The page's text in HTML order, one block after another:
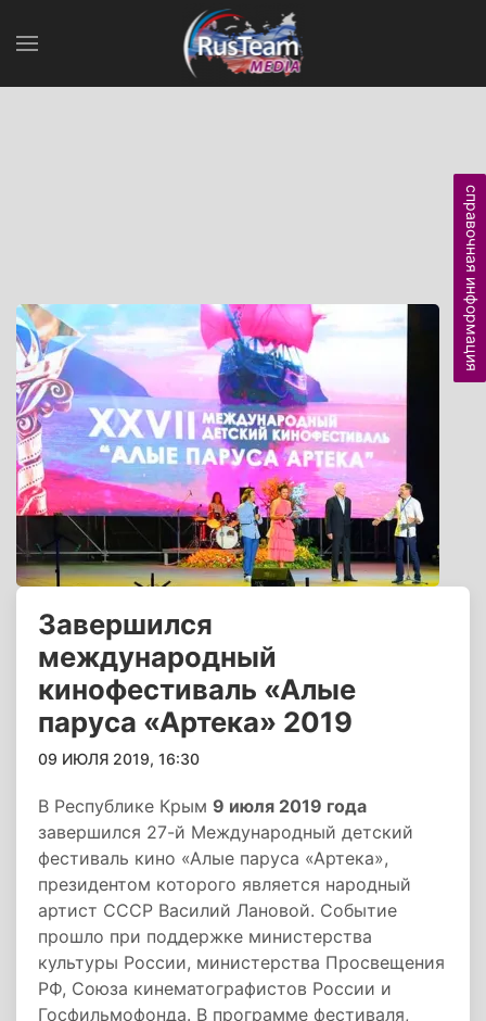
Завершился
международный
кинофестиваль «Алые
паруса «Артека» 2019
09 ИЮЛЯ 2019, 16:30
В Республике Крым 9 июля 2019 года
завершился 27-й Международный детский
фестиваль кино «Алые паруса «Артека»,
президентом которого является народный
артист СССР Василий Лановой. Событие
прошло при поддержке министерства
культуры России, министерства Просвещения
РФ, Союза кинематографистов России и
Госфильмофонда. В программе фестиваля,
справочная информация